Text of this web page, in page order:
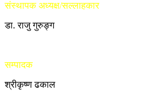
संस्थापक अध्यक्ष/सल्लाहकार
डा. राजु गुरुङ्ग
सम्पादक
श्रीकृष्ण ढकाल